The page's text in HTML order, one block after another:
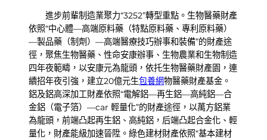
進步前輩制造業聚力“3252”轉型重點。生物醫藥財產
依照“中心體—高端原料藥（特點原料藥、專利原料藥）
—製品藥（制劑）—高端醫療技巧辦事和裝備”的財產途
徑，聚焦生物醫藥、性命安康辦事、生物農業和生物制造
四年夜範疇，以安康元為龍頭，依托生物醫藥財產園，連
續招年夜引強，建立20億元生包養網物醫藥財產基金。
鋁及鋁高深加工財產依照“電解鋁—再生鋁—高純鋁—合
金鋁（電子箔）—car 輕量化”的財產途徑，以萬方鋁業
為龍頭，前端凸起再生鋁、高純鋁，后端凸起合金化、輕
量化，財產能級加速晉陞。綠色建材財產依照“基本建材